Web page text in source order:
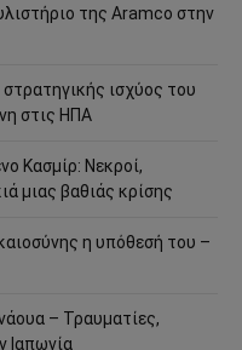
της Aramco στην
ισχύος του
στις ΗΠΑ
Κασμίρ: Νεκροί,
μιας βαθιάς κρίσης
η υπόθεσή του –
– Τραυματίες,
Ιαπωνία